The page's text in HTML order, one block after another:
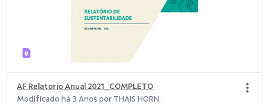
AF Relatorio Anual 2021_COMPLETO
Modificado há 3 Anos por THAIS HORN.